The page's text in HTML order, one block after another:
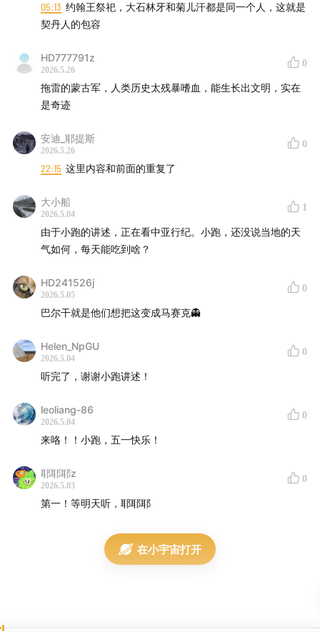
中亚国界是怎么画出来的
战略家们普遍盲区
延伸阅读：
American Primacy and Its Geostrategic Imperatives,
多图预警：
05:13 约翰王祭祀，大石林牙和菊儿汗都是同一个人，这就是
契丹人的包容
HD777791z
2026.5.26
0
拖雷的蒙古军，人类历史太残暴嗜血，能生长出文明，实在
是奇迹
安迪_耶提斯
2026.5.26
0
22:15 这里内容和前面的重复了
大小船
2026.5.04
1
由于小跑的讲述，正在看中亚行纪。小跑，还没说当地的天
气如何，每天能吃到啥？
HD241526j
2026.5.05
0
巴尔干就是他们想把这变成马赛克👻
Helen_NpGU
2026.5.04
0
听完了，谢谢小跑讲述！
leoliang-86
2026.5.04
0
来咯！！小跑，五一快乐！
耶耶耶z
2026.5.03
0
第一！等明天听，耶耶耶
在小宇宙打开